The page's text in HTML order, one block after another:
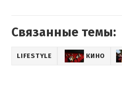
Связанные темы:
LIFESTYLE КИНО